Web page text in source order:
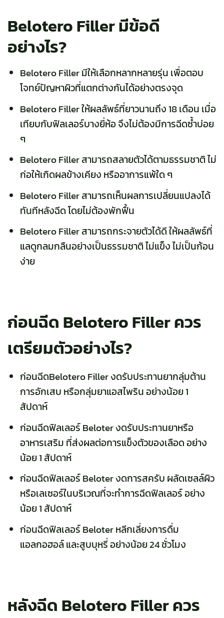
Belotero Filler มีข้อดี
อย่างไร?
Belotero Filler มีให้เลือกหลากหลายรุ่น เพื่อตอบ
โจทย์ปัญหาผิวที่แตกต่างกันได้อย่างตรงจุด
Belotero Filler ให้ผลลัพธ์ที่ยาวนานถึง 18 เดือน เมื่อ
เทียบกับฟิลเลอร์บางยี่ห้อ จึงไม่ต้องมีการฉีดซ้ำบ่อย
ๆ
Belotero Filler สามารถสลายตัวได้ตามธรรมชาติ ไม่
ก่อให้เกิดผลข้างเคียง หรืออาการแพ้ใด ๆ
Belotero Filler สามารถเห็นผลการเปลี่ยนแปลงได้
ทันทีหลังฉีด โดยไม่ต้องพักฟื้น
Belotero Filler สามารถกระจายตัวได้ดี ให้ผลลัพธ์ที่
แลดูกลมกลืนอย่างเป็นธรรมชาติ ไม่แข็ง ไม่เป็นก้อน
ง่าย
ก่อนฉีด Belotero Filler ควร
เตรียมตัวอย่างไร?
ก่อนฉีดBelotero Filler งดรับประทานยากลุ่มต้าน
การอักเสบ หรือกลุ่มยาแอสไพริน อย่างน้อย 1
สัปดาห์
ก่อนฉีดฟิลเลอร์ Beloter งดรับประทานยาหรือ
อาหารเสริม ที่ส่งผลต่อการแข็งตัวของเลือด อย่าง
น้อย 1 สัปดาห์
ก่อนฉีดฟิลเลอร์ Beloter งดการสครับ ผลัดเซลล์ผิว
หรือเลเซอร์ในบริเวณที่จะทำการฉีดฟิลเลอร์ อย่าง
น้อย 1 สัปดาห์
ก่อนฉีดฟิลเลอร์ Beloter หลีกเลี่ยงการดื่ม
แอลกอฮอล์ และสูบบุหรี่ อย่างน้อย 24 ชั่วโมง
หลังฉีด Belotero Filler ควร